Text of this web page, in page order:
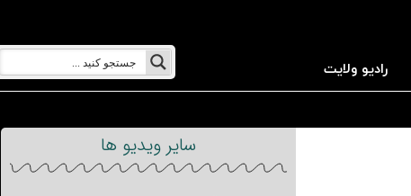
رادیو ولایت
سایر ویدیو ها